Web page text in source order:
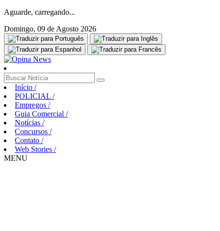
Aguarde, carregando...
Domingo, 09 de Agosto 2026
Início /
POLICIAL /
Empregos /
Guia Comercial /
Notícias /
Concursos /
Contato /
Web Stories /
MENU